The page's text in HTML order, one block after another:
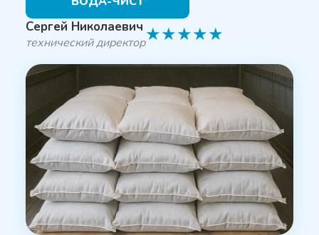
Сергей Николаевич
технический директор★★★★★